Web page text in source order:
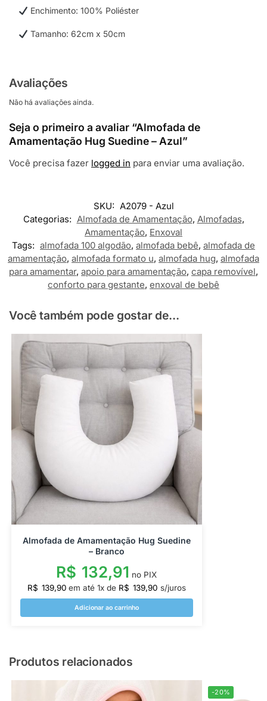
Enchimento: 100% Poliéster
Tamanho: 62cm x 50cm
Avaliações
Não há avaliações ainda.
Seja o primeiro a avaliar “Almofada de
Amamentação Hug Suedine – Azul”
Você precisa fazer logged in para enviar uma avaliação.
SKU: A2079 - Azul
Categorias: Almofada de Amamentação, Almofadas,
Amamentação, Enxoval
Tags: almofada 100 algodão, almofada bebê, almofada de
amamentação, almofada formato u, almofada hug, almofada
para amamentar, apoio para amamentação, capa removível,
conforto para gestante, enxoval de bebê
Você também pode gostar de...
Almofada de Amamentação Hug Suedine
– Branco
R$ 132,91 no PIX
R$ 139,90 em até 1x de R$ 139,90 s/juros
Adicionar ao carrinho
Produtos relacionados
-20%